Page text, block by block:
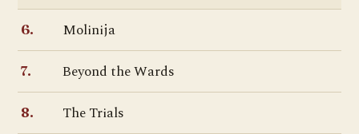
6. Molinija
7. Beyond the Wards
8. The Trials